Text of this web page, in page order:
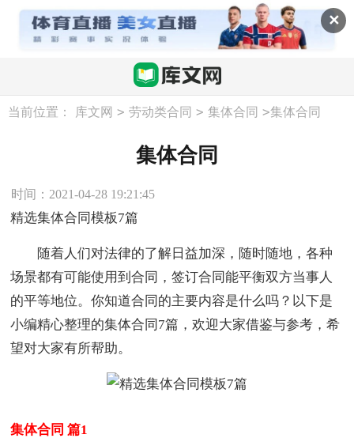
✕
当前位置： 库文网 > 劳动类合同 > 集体合同 >集体合同
集体合同
时间：2021-04-28 19:21:45
精选集体合同模板7篇
随着人们对法律的了解日益加深，随时随地，各种
场景都有可能使用到合同，签订合同能平衡双方当事人
的平等地位。你知道合同的主要内容是什么吗？以下是
小编精心整理的集体合同7篇，欢迎大家借鉴与参考，希
望对大家有所帮助。
集体合同 篇1